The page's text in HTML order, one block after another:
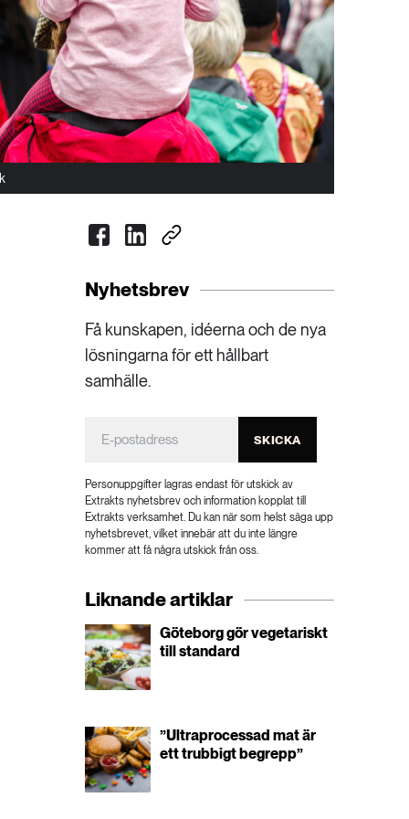
Nyhetsbrev
Få kunskapen, idéerna och de nya
lösningarna för ett hållbart
samhälle.
SKICKA
Personuppgifter lagras endast för utskick av
Extrakts nyhetsbrev och information kopplat till
Extrakts verksamhet. Du kan när som helst säga upp
nyhetsbrevet, vilket innebär att du inte längre
kommer att få några utskick från oss.
Liknande artiklar
Göteborg gör vegetariskt
till standard
”Ultraprocessad mat är
ett trubbigt begrepp”